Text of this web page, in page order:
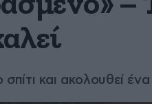
και ακολουθεί